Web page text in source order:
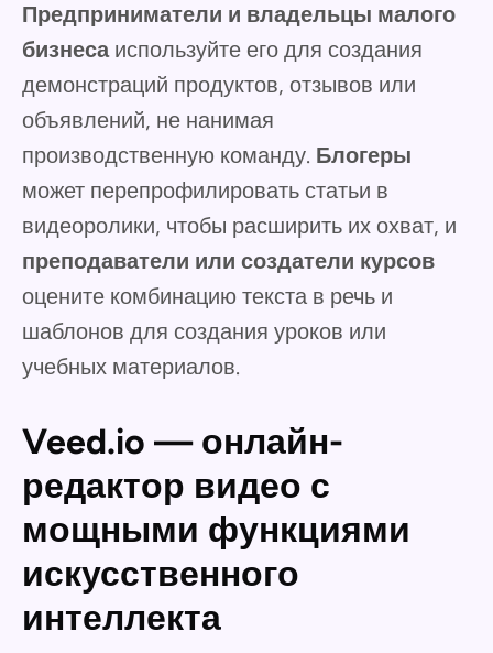
Предприниматели и владельцы малого
бизнесаиспользуйте его для создания
демонстраций продуктов, отзывов или
объявлений, не нанимая
производственную команду. Блогеры
может перепрофилировать статьи в
видеоролики, чтобы расширить их охват, и
преподаватели или создатели курсов
оцените комбинацию текста в речь и
шаблонов для создания уроков или
учебных материалов.
Veed.io — онлайн-
редактор видео с
мощными функциями
искусственного
интеллекта